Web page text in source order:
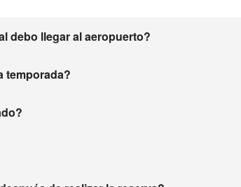
debo llegar al aeropuerto?
temporada?